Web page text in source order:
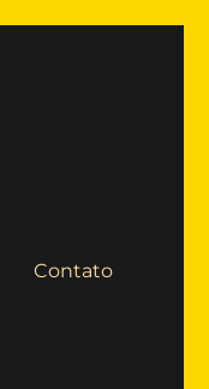
Contato